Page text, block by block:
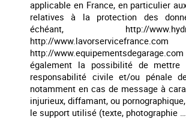
applicable en France, en particulier
relatives à la protection des
échéant, http://www.hydro-
http://
http://
également la possibilité de
responsabilité civile et/ou pénale
notamment en cas de message à
injurieux, diffamant, ou
le support utilisé (texte, photographie